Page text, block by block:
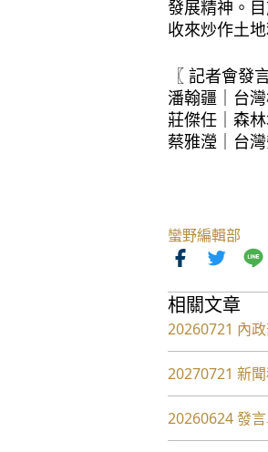
發展精神。
收來炒作土
〖 記者會發
潘翰疆｜台
莊傑任｜森
蔡雅瀅｜台
蠻野編輯部
相關文章
20260721 內
20270721 新
20260624 發